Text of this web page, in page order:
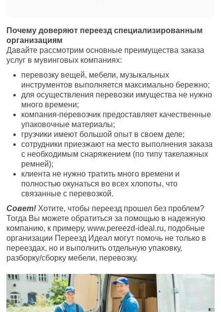
Почему доверяют переезд специализированным
организациям
Давайте рассмотрим основные преимущества заказа
услуг в мувинговых компаниях:
перевозку вещей, мебели, музыкальных
инструментов выполняется максимально бережно;
для осуществления перевозки имущества не нужно
много времени;
компания-перевозчик предоставляет качественные
упаковочные материалы;
грузчики имеют большой опыт в своем деле;
сотрудники приезжают на место выполнения заказа
с необходимым снаряжением (по типу такелажных
ремней);
клиента не нужно тратить много времени и
полностью окунаться во всех хлопоты, что
связанные с перевозкой.
Совет! Хотите, чтобы переезд прошел без проблем?
Тогда Вы можете обратиться за помощью в надежную
компанию, к примеру, www.pereezd-ideal.ru, подобные
организации Переезд Идеал могут помочь не только в
переездах, но и выполнить отдельную упаковку,
разборку/сборку мебели, перевозку.